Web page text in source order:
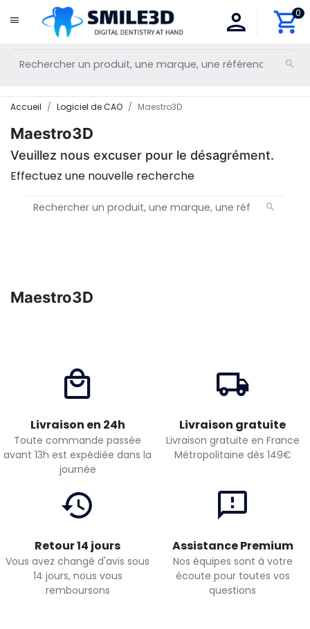
0
Accueil Logiciel de CAO Maestro3D
Maestro3D
Veuillez nous excuser pour le désagrément.
Effectuez une nouvelle recherche
Maestro3D
Livraison en 24h
Toute commande passée
avant 13h est expédiée dans la
journée
Livraison gratuite
Livraison gratuite en France
Métropolitaine dès 149€
Retour 14 jours
Vous avez changé d'avis sous
14 jours, nous vous
remboursons
Assistance Premium
Nos équipes sont à votre
écoute pour toutes vos
questions